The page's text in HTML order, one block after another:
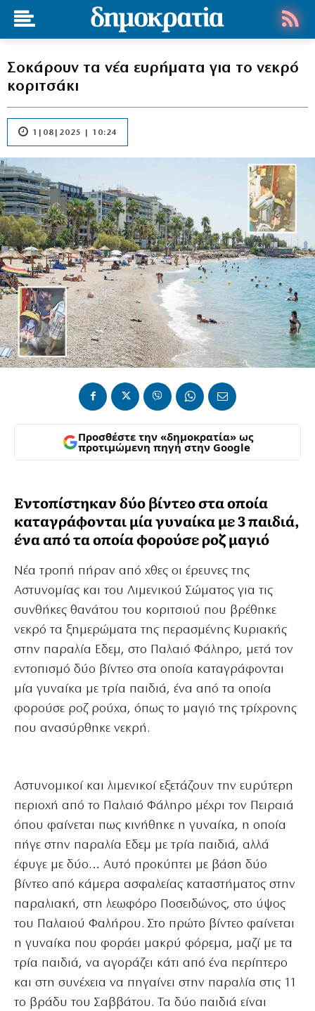
Σοκάρουν τα νέα ευρήματα για το νεκρό
κοριτσάκι
1|08|2025 | 10:24
Προσθέστε την «δημοκρατία» ως
προτιμώμενη πηγή στην Google
Εντοπίστηκαν δύο βίντεο στα οποία
καταγράφονται μία γυναίκα με 3 παιδιά,
ένα από τα οποία φορούσε ροζ μαγιό
Νέα τροπή πήραν από χθες οι έρευνες της
Αστυνομίας και του Λιμενικού Σώματος για τις
συνθήκες θανάτου του κοριτσιού που βρέθηκε
νεκρό τα ξημερώματα της περασμένης Κυριακής
στην παραλία Εδεμ, στο Παλαιό Φάληρο, μετά τον
εντοπισμό δύο βίντεο στα οποία καταγράφονται
μία γυναίκα με τρία παιδιά, ένα από τα οποία
φορούσε ροζ ρούχα, όπως το μαγιό της τρίχρονης
που ανασύρθηκε νεκρή.
Αστυνομικοί και λιμενικοί εξετάζουν την ευρύτερη
περιοχή από το Παλαιό Φάληρο μέχρι τον Πειραιά
όπου φαίνεται πως κινήθηκε η γυναίκα, η οποία
πήγε στην παραλία Εδεμ με τρία παιδιά, αλλά
έφυγε με δύο… Αυτό προκύπτει με βάση δύο
βίντεο από κάμερα ασφαλείας καταστήματος στην
παραλιακή, στη λεωφόρο Ποσειδώνος, στο ύψος
του Παλαιού Φαλήρου. Στο πρώτο βίντεο φαίνεται
η γυναίκα που φοράει μακρύ φόρεμα, μαζί με τα
τρία παιδιά, να αγοράζει κάτι από ένα περίπτερο
και στη συνέχεια να πηγαίνει στην παραλία στις 11
το βράδυ του Σαββάτου. Τα δύο παιδιά είναι